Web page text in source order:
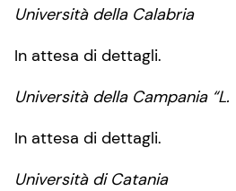
Università della Calabria
In attesa di dettagli.
Università della Campania “L.
In attesa di dettagli.
Università di Catania